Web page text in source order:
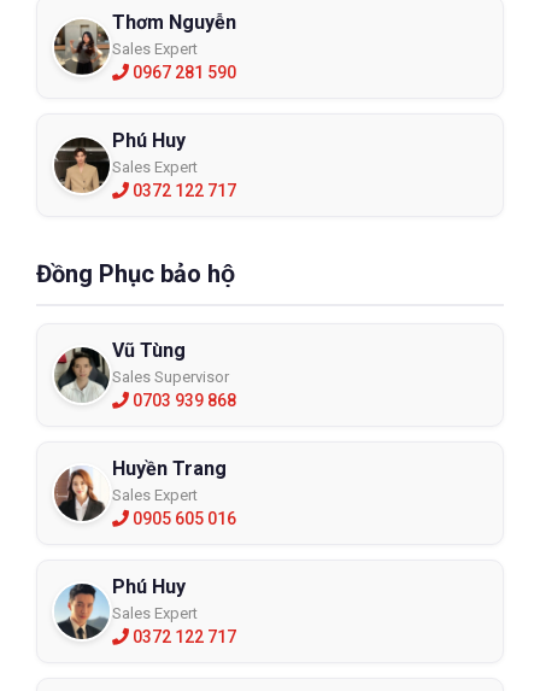
Thơm Nguyễn
Sales Expert
0967 281 590
Phú Huy
Sales Expert
0372 122 717
Đồng Phục bảo hộ
Vũ Tùng
Sales Supervisor
0703 939 868
Huyền Trang
Sales Expert
0905 605 016
Phú Huy
Sales Expert
0372 122 717